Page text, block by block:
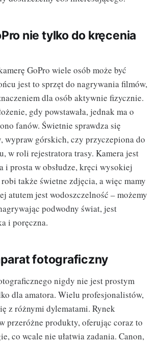
nie tylko do kręcenia
GoPro wiele osób może być
jest to sprzęt do nagrywania filmów,
dla osób aktywnie fizycznie.
gdy powstawała, jednak ma o
fanów. Świetnie sprawdza się
wypraw górskich, czy przyczepiona do
w roli rejestratora trasy. Kamera jest
i prosta w obsłudze, kręci wysokiej
także świetne zdjęcia, a więc mamy
atutem jest wodoszczelność – możemy
podwodny świat, jest
i poręczna.
fotograficzny
nigdy nie jest prostym
dla amatora. Wielu profesjonalistów,
z różnymi dylematami. Rynek
przeróżne produkty, oferując coraz to
co wcale nie ułatwia zadania. Canon,